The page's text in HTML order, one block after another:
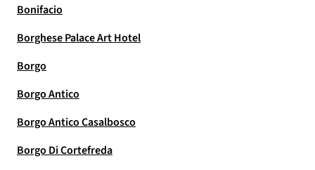
Bonifacio
Borghese Palace Art Hotel
Borgo
Borgo Antico
Borgo Antico Casalbosco
Borgo Di Cortefreda